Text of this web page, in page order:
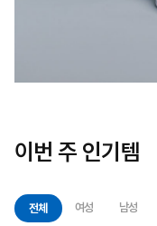
이번 주 인기템
전체 여성 남성